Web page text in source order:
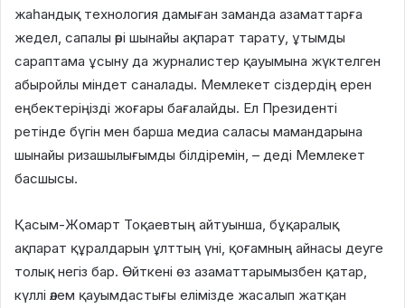
жаһандық технология дамыған заманда азаматтарға
жедел, сапалы әрі шынайы ақпарат тарату, ұтымды
сараптама ұсыну да журналистер қауымына жүктелген
абыройлы міндет саналады. Мемлекет сіздердің ерен
еңбектеріңізді жоғары бағалайды. Ел Президенті
ретінде бүгін мен барша медиа саласы мамандарына
шынайы ризашылығымды білдіремін, – деді Мемлекет
басшысы.
Қасым-Жомарт Тоқаевтың айтуынша, бұқаралық
ақпарат құралдарын ұлттың үні, қоғамның айнасы деуге
толық негіз бар. Өйткені өз азаматтарымызбен қатар,
күллі әлем қауымдастығы елімізде жасалып жатқан